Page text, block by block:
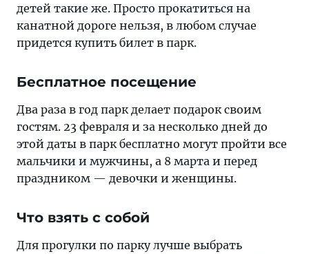
детей такие же. Просто прокатиться на
канатной дороге нельзя, в любом случае
придется купить билет в парк.
Бесплатное посещение
Два раза в год парк делает подарок своим
гостям. 23 февраля и за несколько дней до
этой даты в парк бесплатно могут пройти все
мальчики и мужчины, а 8 марта и перед
праздником — девочки и женщины.
Что взять с собой
Для прогулки по парку лучше выбрать